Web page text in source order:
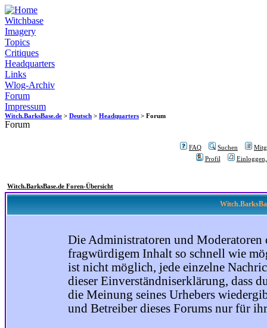
Witchbase
Imagery
Topics
Critiques
Headquarters
Links
Wlog-Archiv
Forum
Impressum
Witch.BarksBase.de > Deutsch > Headquarters > Forum
Forum
FAQ Suchen
Profil
Witch.BarksBase.de Foren-Übersicht
Die Administratoren und Moderatoren
fragwürdigem Inhalt so schnell wie
ist nicht möglich, jede einzelne
dieser Einverständniserklärung, dass
die Meinung seines Urhebers
und Betreiber dieses Forums nur für